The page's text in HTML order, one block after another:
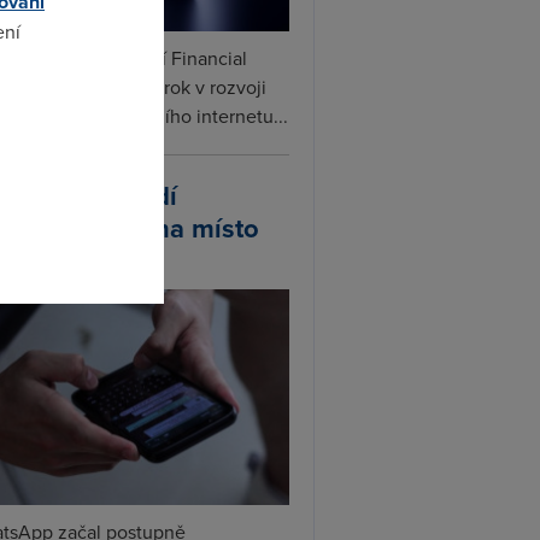
podle informací Financial
připravuje další krok v rozvoji
Vedle satelitního internetu...
zavádí
jména místo
začal postupně